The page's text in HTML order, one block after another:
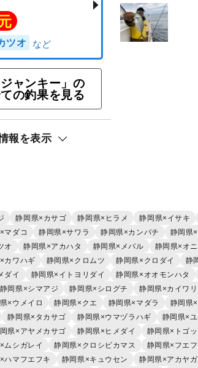
ハダキャスティン
おすすめ★★
ジャンキー」の
の釣果を見る
報を表示
静岡県×カサゴ 静岡県×ヒラメ 静岡県×イサキ
マダコ 静岡県×サワラ 静岡県×カンパチ 静岡県
オ 静岡県×アカハタ 静岡県×メバル 静岡県×オ
カワハギ 静岡県×クロムツ 静岡県×クロダイ 静
ダイ 静岡県×イトヨリダイ 静岡県×オオモンハタ
静岡県×シマアジ 静岡県×シログチ 静岡県×カイワリ
×ウメイロ 静岡県×クエ 静岡県×マダラ 静岡県
静岡県×タカサゴ 静岡県×ウマヅラハギ 静岡県×
県×アヤメカサゴ 静岡県×ヒメダイ 静岡県×トゴ
ムシガレイ 静岡県×クロシビカマス 静岡県×フエ
ハマフエフキ 静岡県×キュウセン 静岡県×アカヤガ